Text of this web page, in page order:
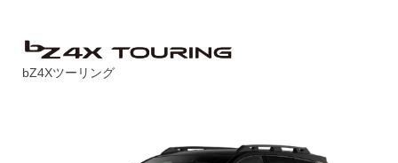
bZ4Xツーリング